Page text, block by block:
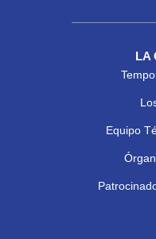
LA
Equipo